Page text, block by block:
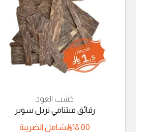
خشب العود
رقائق فيتنامي تربل سوبر
18.00
شامل الضريبة